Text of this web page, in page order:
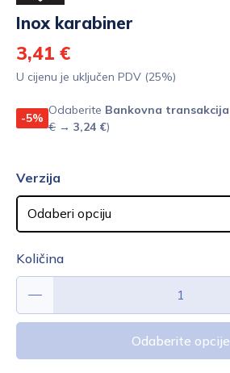
Inox karabiner
3,41 €
U cijenu je uključen PDV (25%)
-5%
Odaberite Bankovna transakcija
€ → 3,24 €)
Verzija
Količina
Odaberite opcije